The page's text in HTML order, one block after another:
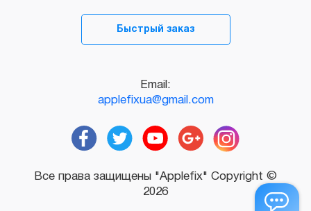
Быстрый заказ
Email:
applefixua@gmail.com
Все права защищены "Applefix" Copyright ©
2026